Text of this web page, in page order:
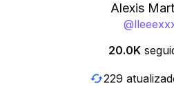
Alexis
@
20.0K
229